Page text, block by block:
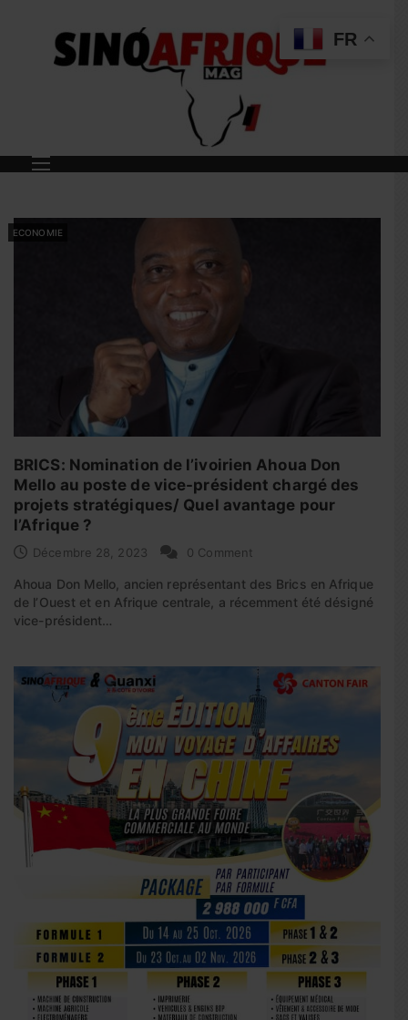
ECONOMIE
BRICS: Nomination de l’ivoirien Ahoua Don
Mello au poste de vice-président chargé des
projets stratégiques/ Quel avantage pour
l’Afrique ?
Décembre 28, 2023 0 Comment
Ahoua Don Mello, ancien représentant des Brics en Afrique
de l’Ouest et en Afrique centrale, a récemment été désigné
vice-président…
FR